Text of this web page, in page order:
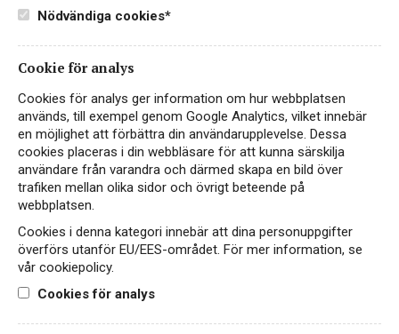
Bonpas Vacqueyras Grand
Cartulaire
VACQUEYRAS
179 kr LÄS MER
Nödvändiga cookies*
Cookie för analys
Cookies för analys ger information om hur webbplatsen
används, till exempel genom Google Analytics, vilket innebär
en möjlighet att förbättra din användarupplevelse. Dessa
cookies placeras i din webbläsare för att kunna särskilja
användare från varandra och därmed skapa en bild över
trafiken mellan olika sidor och övrigt beteende på
webbplatsen.
Cookies i denna kategori innebär att dina personuppgifter
överförs utanför EU/EES-området. För mer information, se
vår cookiepolicy.
Cookies för analys